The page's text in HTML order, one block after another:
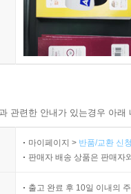
관련한 안내가 있는경우 아
마이페이지 > 반품/교환 신
판매자 배송 상품은 판매자
출고 완료 후 10일 이내의